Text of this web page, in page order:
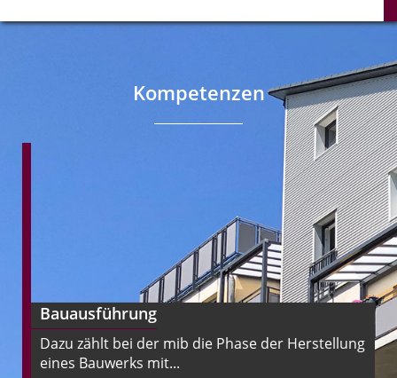
Kompetenzen
Bauausführung
Dazu zählt bei der mib die Phase der Herstellung
eines Bauwerks mit...